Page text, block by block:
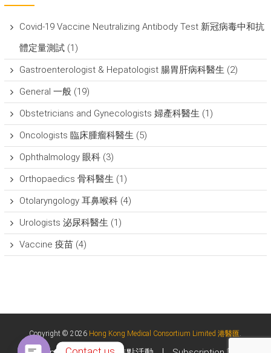
Covid-19 Vaccine Neutralizing Antibody Test 新冠病毒中和抗
體定量測試(1)
Gastroenterologist & Hepatologist 腸胃肝病科醫生 (2)
General 一般(19)
Obstetricians and Gynecologists 婦產科醫生 (1)
Oncologists 臨床腫瘤科醫生 (5)
Ophthalmology 眼科(3)
Orthopaedics 骨科醫生 (1)
Otolaryngology 耳鼻喉科(4)
Urologists 泌尿科醫生 (1)
Vaccine 疫苗(4)
Copyright © 2026 Hong Kong Medical Consortium Limited 港醫匯